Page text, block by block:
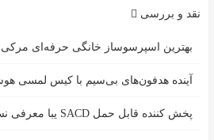
نقد و بررسی
بهترین اسپرسوساز خانگی حرفه‌ای مرکی
آینده هدفون‌های بی‌سیم با کیس لمسی
پخش کننده قابل حمل SACD یبا معرفی نسل جدید صدای های‌فای